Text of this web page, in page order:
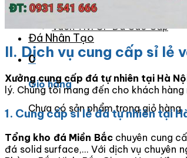
Tranh Đá Thạch Anh Đối Xứng
Tranh Đá Xuyên Sáng Onyx
Vách Tivi ỐP Đá Cao Cấp
Đá Nhân Tạo
0
Giỏ hàng
Chưa có sản phẩm trong giỏ hàng.
II. Dịch vụ cung cấp sỉ lẻ
Xưởng cung cấp đá tự nhiên tại Hà
lý. Chúng tôi mang đến cho khách
1. Cung cấp sỉ lẻ đá tự nhiên tại
Tổng kho đá Miền Bắcchuyên cung
đá solid surface,… Với dịch vụ chuyên